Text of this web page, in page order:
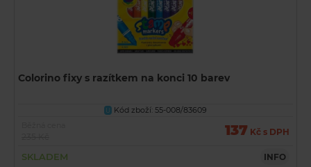
Colorino fixy s razítkem na konci 10 barev
U
Kód zboží: 55-008/83609
137 Kč s DPH
SKLADEM INFO